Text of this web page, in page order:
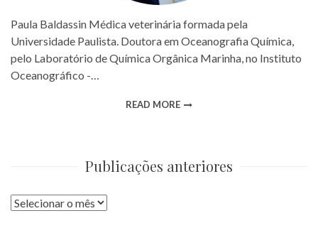
Paula Baldassin Médica veterinária formada pela
Universidade Paulista. Doutora em Oceanografia Química,
pelo Laboratório de Química Orgânica Marinha, no Instituto
Oceanográfico -…
READ MORE
Publicações anteriores
Publicações